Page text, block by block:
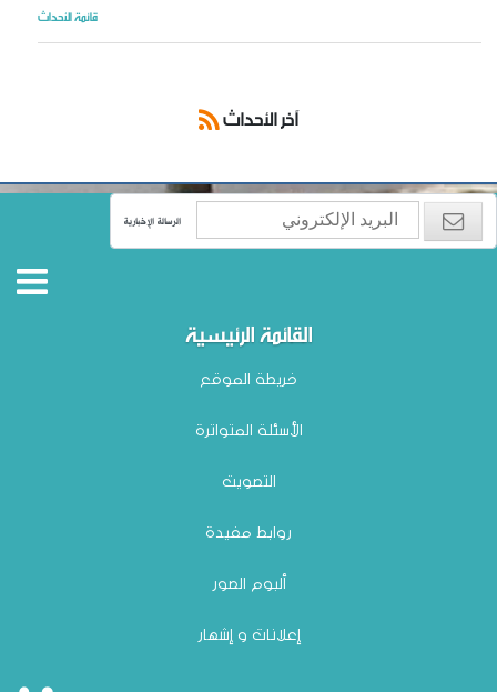
قائمة الأحداث
آخر الأحداث
الرسالة الإخبارية
القائمة الرئيسية
خريطة الموقع
الأسئلة المتواترة
التصويت
روابط مفيدة
ألبوم الصور
إعلانات و إشهار